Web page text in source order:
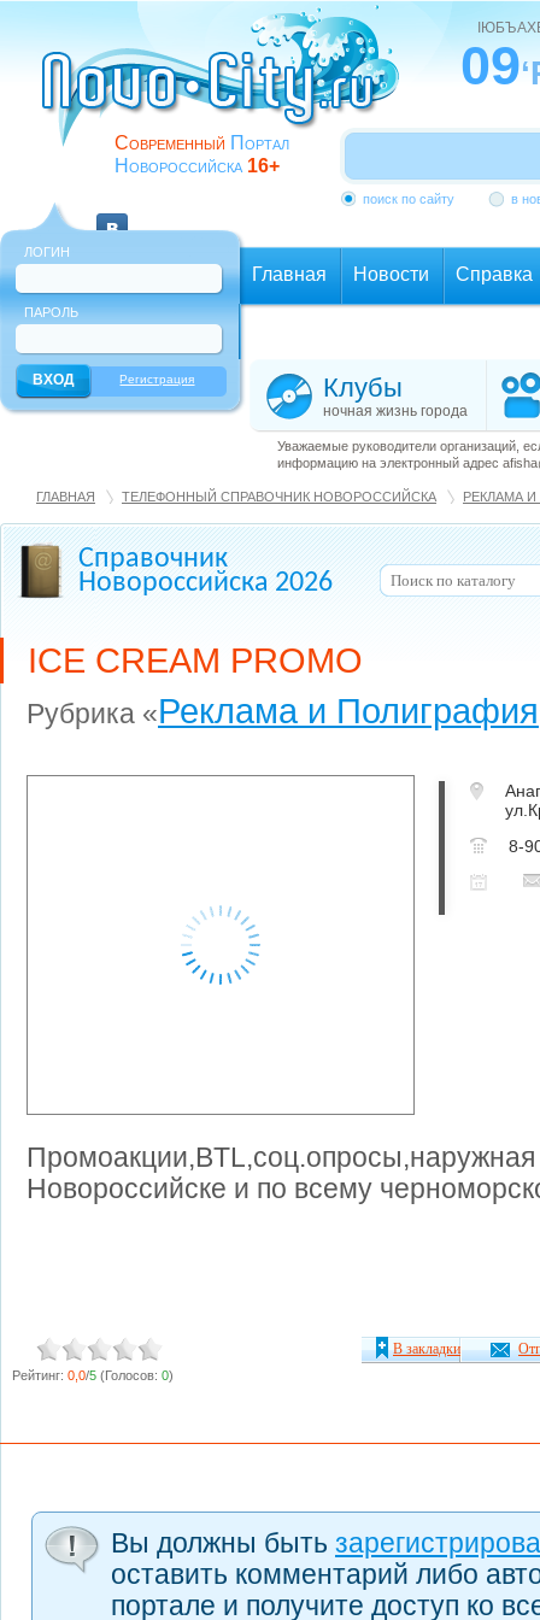
Современный Портал
Новороссийска 16+
09
поиск по сайту в
ЛОГИН
ПАРОЛЬ
Регистрация
Главная Новости Справка
Клубы
ночная жизнь города
Уважаемые руководители организаций,
информацию на электронный адрес
ГЛАВНАЯ ТЕЛЕФОННЫЙ СПРАВОЧНИК НОВОРОССИЙСКА РЕКЛАМА
Справочник
Новороссийска 2026
ICE CREAM PROMO
Рубрика «Реклама и Полиграфия
8-
Новороссийске и по всему
Рейтинг: 0,0/5 (Голосов: 0)
В закладки
Вы должны быть
оставить комментарий либо
портале и получите доступ ко